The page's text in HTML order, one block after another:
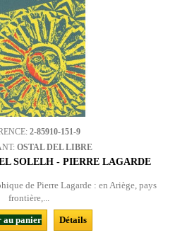
2-85910-151-9
OSTAL DEL LIBRE
SOLELH - PIERRE LAGARDE
de Pierre Lagarde : en Ariège, pays
frontière,...
au panier
Détails